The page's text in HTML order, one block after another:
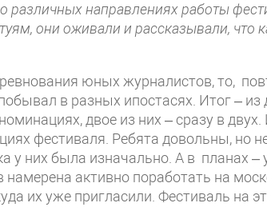
различных направлениях работы
они оживали и рассказывали,
юных журналистов, то,
в разных ипостасях. Итог – из
двое из них – сразу в
фестиваля. Ребята довольны, но
у них была изначально. А в планах
намерена активно поработать на
их уже пригласили. Фестиваль на